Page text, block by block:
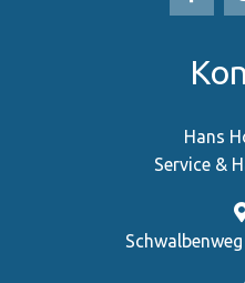
Hans
Service &